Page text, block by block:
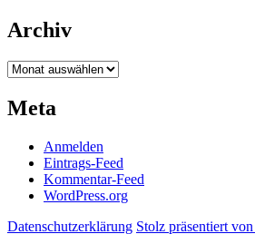
Archiv
Archiv
Meta
Anmelden
Eintrags-Feed
Kommentar-Feed
WordPress.org
Datenschutzerklärung Stolz präsentiert